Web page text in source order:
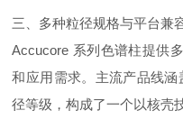
三、多种粒径规格与平台兼
Accucore 系列色谱柱提供
和应用需求。主流产品线
径等级，构成了一个以核壳